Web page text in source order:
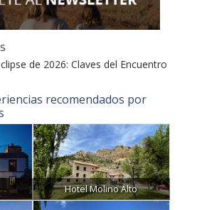
de 2026: Claves del Encuentro
recomendados por
Hotel Molino Alto